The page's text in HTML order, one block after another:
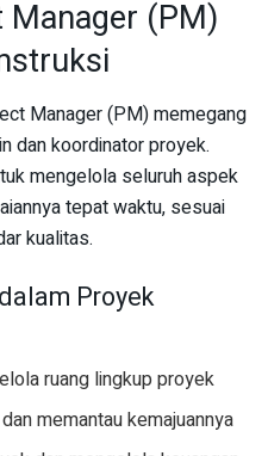
(PM)
Manager (PM) memegang
dan koordinator proyek.
mengelola seluruh aspek
tepat waktu, sesuai
kualitas.
Proyek
ruang lingkup proyek
memantau kemajuannya